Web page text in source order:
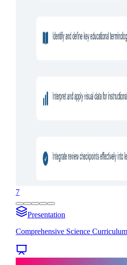
7
Presentation
Comprehensive Science